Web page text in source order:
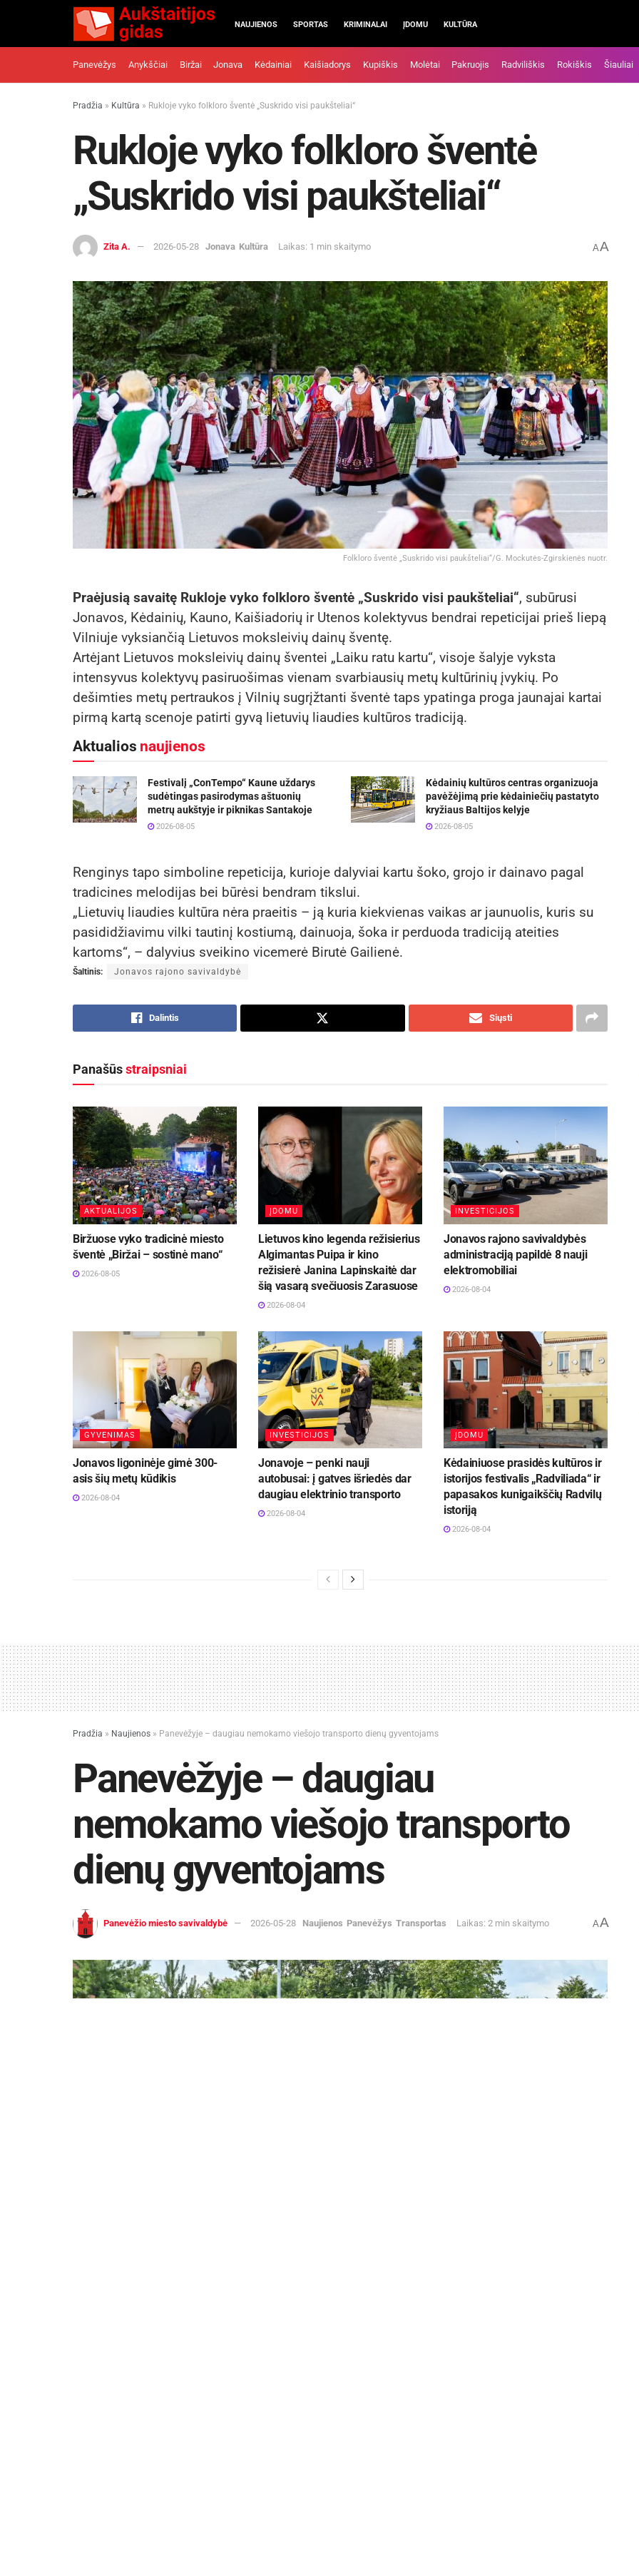
NAUJIENOS SPORTAS KRIMINALAI ĮDOMU KULTŪRA
Panevėžys Anykščiai Biržai Jonava Kėdainiai Kaišiadorys Kupiškis Molėtai Pakruojis Radviliškis Rokiškis Šiauliai
Pradžia » Kultūra » Rukloje vyko folkloro šventė „Suskrido visi paukšteliai“
Rukloje vyko folkloro šventė
„Suskrido visi paukšteliai“
Zita A. 2026-05-28 Jonava Kultūra Laikas: 1 min skaitymo AA
Folkloro šventė „Suskrido visi paukšteliai“/G. Mockutės-Zgirskienės nuotr.
Praėjusią savaitę Rukloje vyko folkloro šventė „Suskrido visi paukšteliai“, subūrusi
Jonavos, Kėdainių, Kauno, Kaišiadorių ir Utenos kolektyvus bendrai repeticijai prieš liepą
Vilniuje vyksiančią Lietuvos moksleivių dainų šventę.
Artėjant Lietuvos moksleivių dainų šventei „Laiku ratu kartu“, visoje šalyje vyksta
intensyvus kolektyvų pasiruošimas vienam svarbiausių metų kultūrinių įvykių. Po
dešimties metų pertraukos į Vilnių sugrįžtanti šventė taps ypatinga proga jaunajai kartai
pirmą kartą scenoje patirti gyvą lietuvių liaudies kultūros tradiciją.
Aktualios naujienos
Festivalį „ConTempo“ Kaune uždarys
sudėtingas pasirodymas aštuonių
metrų aukštyje ir piknikas Santakoje
2026-08-05
Kėdainių kultūros centras organizuoja
pavėžėjimą prie kėdainiečių pastatyto
kryžiaus Baltijos kelyje
2026-08-05
Renginys tapo simboline repeticija, kurioje dalyviai kartu šoko, grojo ir dainavo pagal
tradicines melodijas bei būrėsi bendram tikslui.
„Lietuvių liaudies kultūra nėra praeitis – ją kuria kiekvienas vaikas ar jaunuolis, kuris su
pasididžiavimu vilki tautinį kostiumą, dainuoja, šoka ir perduoda tradiciją ateities
kartoms“, – dalyvius sveikino vicemerė Birutė Gailienė.
Šaltinis: Jonavos rajono savivaldybė
Dalintis Siųsti
Panašūsstraipsniai
AKTUALIJOS
Biržuose vyko tradicinė miesto
šventė „Biržai – sostinė mano“
2026-08-05
ĮDOMU
Lietuvos kino legenda režisierius
Algimantas Puipa ir kino
režisierė Janina Lapinskaitė dar
šią vasarą svečiuosis Zarasuose
2026-08-04
INVESTICIJOS
Jonavos rajono savivaldybės
administraciją papildė 8 nauji
elektromobiliai
2026-08-04
GYVENIMAS
Jonavos ligoninėje gimė 300-
asis šių metų kūdikis
2026-08-04
INVESTICIJOS
Jonavoje – penki nauji
autobusai: į gatves išriedės dar
daugiau elektrinio transporto
2026-08-04
ĮDOMU
Kėdainiuose prasidės kultūros ir
istorijos festivalis „Radviliada“ ir
papasakos kunigaikščių Radvilų
istoriją
2026-08-04
Pradžia » Naujienos » Panevėžyje – daugiau nemokamo viešojo transporto dienų gyventojams
Panevėžyje – daugiau
nemokamo viešojo transporto
dienų gyventojams
Panevėžio miesto savivaldybė 2026-05-28 Naujienos Panevėžys Transportas Laikas: 2 min skaitymo AA